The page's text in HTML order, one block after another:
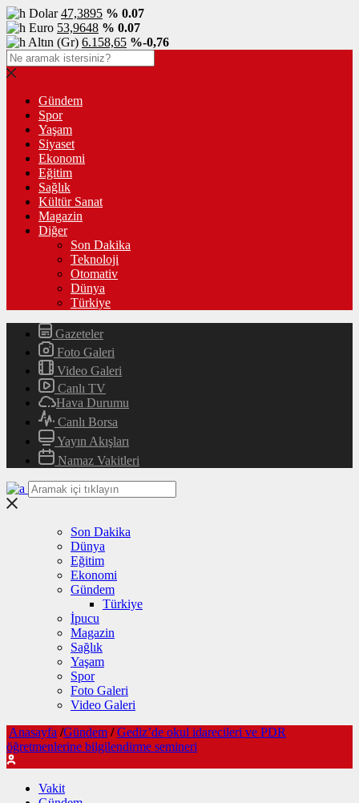
Dolar47,3895 % 0.07
Euro 53,9648 % 0.07
Altın (Gr) 6.158,65 %-0,76
Gündem
Spor
Yaşam
Siyaset
Ekonomi
Eğitim
Sağlık
Kültür Sanat
Magazin
Diğer
Son Dakika
Teknoloji
Otomativ
Dünya
Türkiye
Gazeteler
Foto Galeri
Video Galeri
Canlı TV
Hava Durumu
Canlı Borsa
Yayın Akışları
Namaz Vakitleri
Son Dakika
Dünya
Eğitim
Ekonomi
Gündem
Türkiye
İpucu
Magazin
Sağlık
Yaşam
Spor
Foto Galeri
Video Galeri
Anasayfa /Gündem / Gediz’de okul idarecileri ve PDR
öğretmenlerine bilgilendirme semineri
Vakit